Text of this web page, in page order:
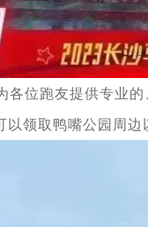
各位跑友提供专业
领取鸭嘴公园周边